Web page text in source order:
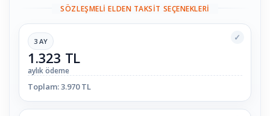
SÖZLEŞMELI ELDEN TAKSIT SEÇENEKLERI
✓
3 AY
1.323 TL
aylık ödeme
Toplam: 3.970 TL